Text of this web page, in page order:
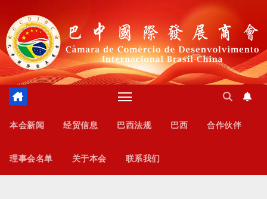
内
本会新闻 经贸信息 巴西法规 巴西 合作伙伴
理事会名单 关于本会 联系我们